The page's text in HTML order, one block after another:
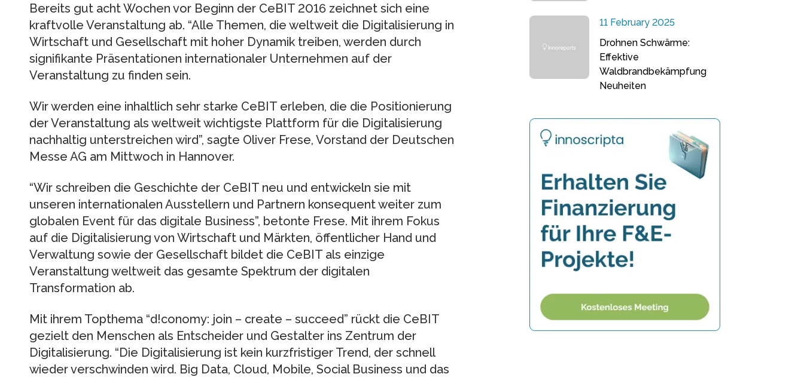
Bereits gut acht Wochen vor Beginn der CeBIT 2016 zeichnet sich eine
kraftvolle Veranstaltung ab. “Alle Themen, die weltweit die Digitalisierung in
Wirtschaft und Gesellschaft mit hoher Dynamik treiben, werden durch
signifikante Präsentationen internationaler Unternehmen auf der
Veranstaltung zu finden sein.
Wir werden eine inhaltlich sehr starke CeBIT erleben, die die Positionierung
der Veranstaltung als weltweit wichtigste Plattform für die Digitalisierung
nachhaltig unterstreichen wird”, sagte Oliver Frese, Vorstand der Deutschen
Messe AG am Mittwoch in Hannover.
“Wir schreiben die Geschichte der CeBIT neu und entwickeln sie mit
unseren internationalen Ausstellern und Partnern konsequent weiter zum
globalen Event für das digitale Business”, betonte Frese. Mit ihrem Fokus
auf die Digitalisierung von Wirtschaft und Märkten, öffentlicher Hand und
Verwaltung sowie der Gesellschaft bildet die CeBIT als einzige
Veranstaltung weltweit das gesamte Spektrum der digitalen
Transformation ab.
Mit ihrem Topthema “d!conomy: join – create – succeed” rückt die CeBIT
gezielt den Menschen als Entscheider und Gestalter ins Zentrum der
Digitalisierung. “Die Digitalisierung ist kein kurzfristiger Trend, der schnell
wieder verschwinden wird. Big Data, Cloud, Mobile, Social Business und das
11 February 2025
Drohnen Schwärme:
Effektive
Waldbrandbekämpfung
Neuheiten